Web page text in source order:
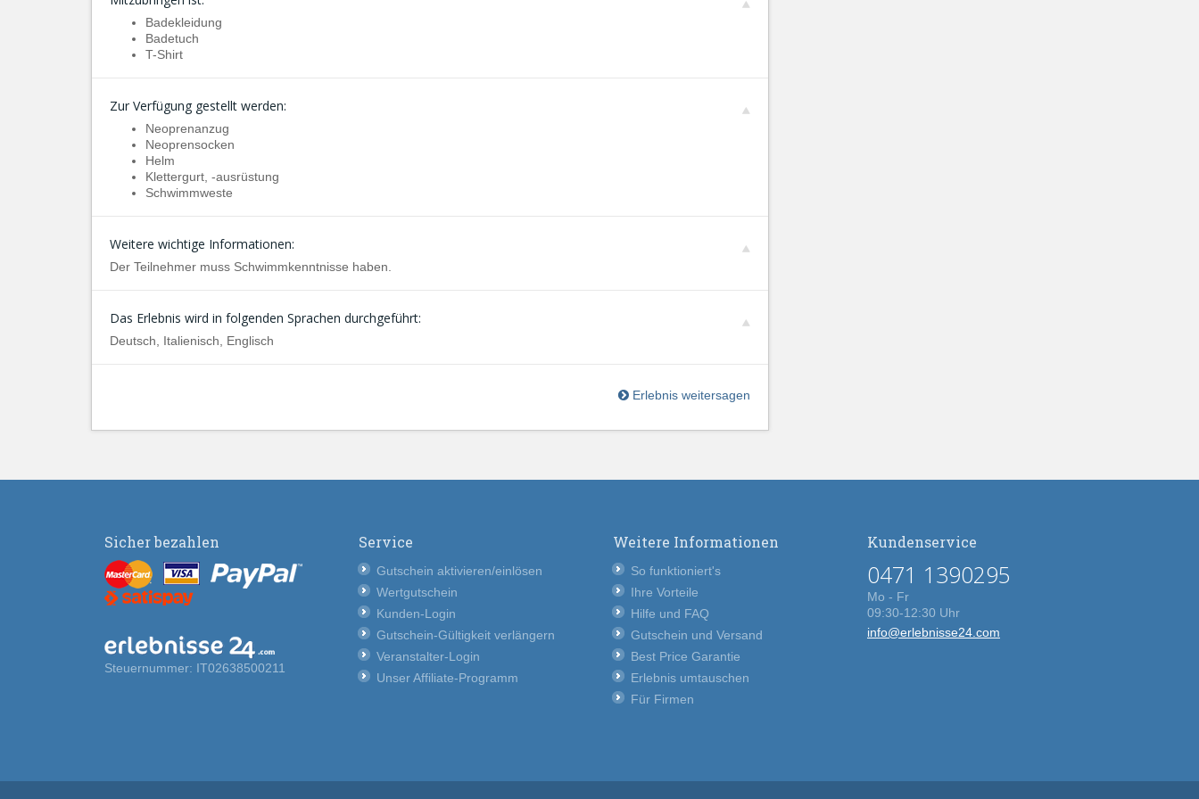
Badekleidung
Badetuch
T-Shirt
Zur Verfügung gestellt werden:
Neoprenanzug
Neoprensocken
Helm
Klettergurt, -ausrüstung
Schwimmweste
Weitere wichtige Informationen:
Der Teilnehmer muss Schwimmkenntnisse haben.
Das Erlebnis wird in folgenden Sprachen durchgeführt:
Deutsch, Italienisch, Englisch
Erlebnis weitersagen
Sicher bezahlen
Steuernummer: IT02638500211
Service
Gutschein aktivieren/einlösen
Wertgutschein
Kunden-Login
Gutschein-Gültigkeit verlängern
Veranstalter-Login
Unser Affiliate-Programm
Weitere Informationen
So funktioniert's
Ihre Vorteile
Hilfe und FAQ
Gutschein und Versand
Best Price Garantie
Erlebnis umtauschen
Für Firmen
Kundenservice
0471 1390295
Mo - Fr
09:30-12:30 Uhr
info@erlebnisse24.com